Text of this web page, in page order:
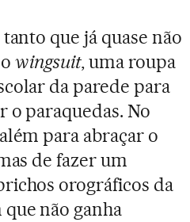
que já quase não
owingsuit, uma roupa
da parede para
paraquedas. No
para abraçar o
de fazer um
orográficos da
não ganha